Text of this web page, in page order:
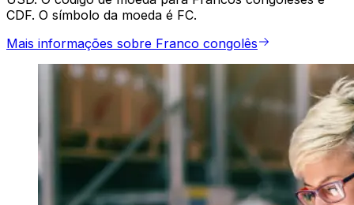
CDF. O símbolo da moeda é FC.
Mais informações sobre Franco congolês